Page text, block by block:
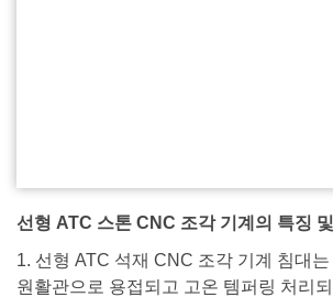
선형 ATC 스톤 CNC 조각 기계의 특징
1. 선형 ATC 석재 CNC 조각 기계 침대
원활관으로 용접되고 고온 템퍼링 처리